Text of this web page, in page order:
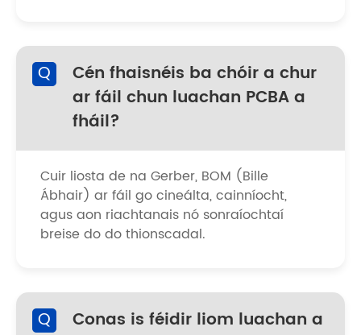
Q
Cén fhaisnéis ba chóir a chur
ar fáil chun luachan PCBA a
fháil?
Cuir liosta de na Gerber, BOM (Bille
Ábhair) ar fáil go cineálta, cainníocht,
agus aon riachtanais nó sonraíochtaí
breise do do thionscadal.
Q
Conas is féidir liom luachan a